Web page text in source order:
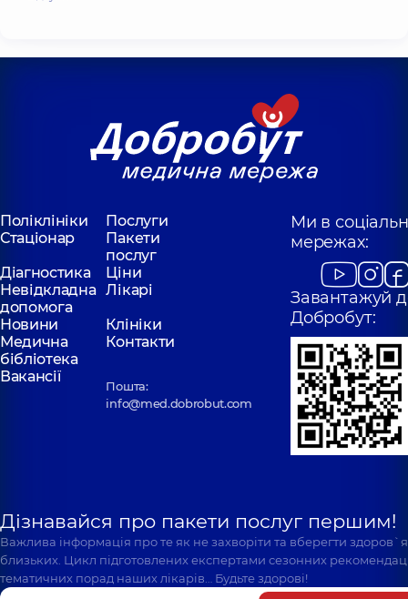
Поліклініки
Послуги
Стаціонар
Пакети
послуг
Діагностика
Ціни
Невідкладна
допомога
Лікарі
Новини
Клініки
Медична
бібліотека
Контакти
Вакансії
Пошта:
info@med.dobrobut.com
Ми в
мережах:
Завантажуй
Добробут:
Дізнавайся про пакети послуг першим!
Важлива інформація про те як не захворіти та вберегти
близьких. Цикл підготовлених експертами сезонних
тематичних порад наших лікарів… Будьте здорові!